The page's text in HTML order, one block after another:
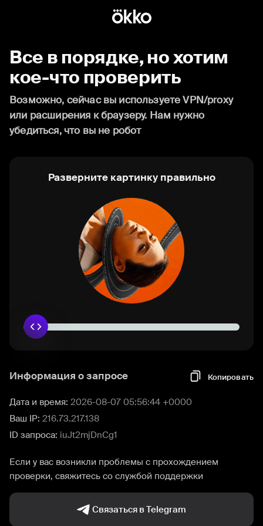
Все в порядке, но хотим
кое-что проверить
Возможно, сейчас вы используете VPN/proxy
или расширения к браузеру. Нам нужно
убедиться, что вы не робот
Разверните картинку правильно
Информация о запросе Копировать
Дата и время: 2026-08-07 05:56:44 +0000
Ваш IP: 216.73.217.138
ID запроса: iuJt2mjDnCg1
Если у вас возникли проблемы с прохождением
проверки, свяжитесь со службой поддержки
Связаться в Telegram